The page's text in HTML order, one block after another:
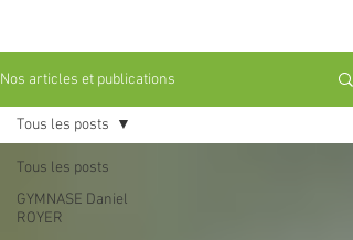
Nos articles et publications
Tous les posts
GYMNASE Daniel
ROYER
Tous les posts